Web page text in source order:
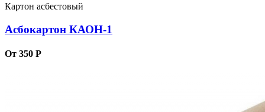
Картон асбестовый
Асбокартон КАОН-1
От 350 Р